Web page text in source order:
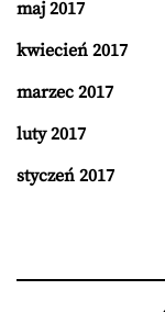
maj 2017
kwiecień 2017
marzec 2017
luty 2017
styczeń 2017